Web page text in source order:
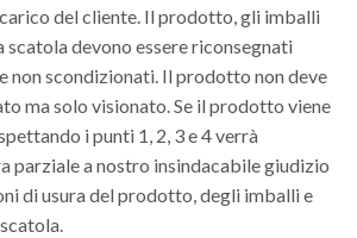
del cliente. Il prodotto, gli imballi
scatola devono essere riconsegnati
non scondizionati. Il prodotto non deve
ma solo visionato. Se il prodotto viene
i punti 1, 2, 3 e 4 verrà
parziale a nostro insindacabile giudizio
di usura del prodotto, degli imballi e
scatola.